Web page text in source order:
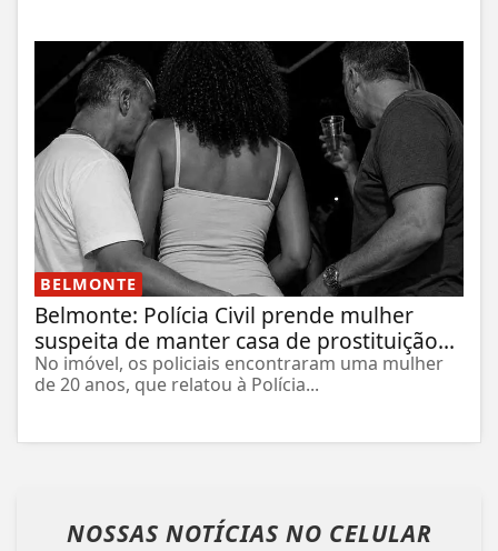
BELMONTE
Belmonte: Polícia Civil prende mulher
suspeita de manter casa de prostituição...
No imóvel, os policiais encontraram uma mulher
de 20 anos, que relatou à Polícia...
NOSSAS NOTÍCIAS NO CELULAR